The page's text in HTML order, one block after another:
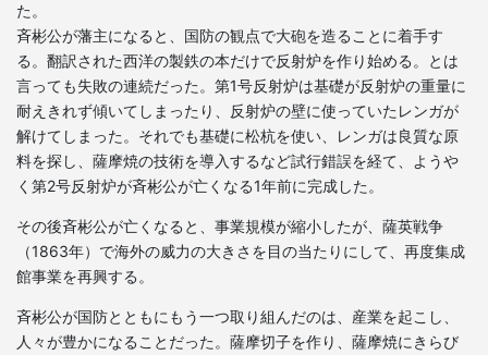
た
斉彬公が藩主になると、国防の観点で大砲を造ることに着手す
る。翻訳された西洋の製鉄の本だけで反射炉を作り始める。とは
言っても失敗の連続だった。第1号反射炉は基礎が反射炉の重量に
耐えきれず傾いてしまったり、反射炉の壁に使っていたレンガが
解けてしまった。それでも基礎に松杭を使い、レンガは良質な原
料を探し、薩摩焼の技術を導入するなど試行錯誤を経て、ようや
く第2号反射炉が斉彬公が亡くなる1年前に完成した。
その後斉彬公が亡くなると、事業規模が縮小したが、薩英戦争
（1863年）で海外の威力の大きさを目の当たりにして、再度集成
館事業を再興する。
斉彬公が国防とともにもう一つ取り組んだのは、産業を起こし、
人々が豊かになることだった。薩摩切子を作り、薩摩焼にきらび